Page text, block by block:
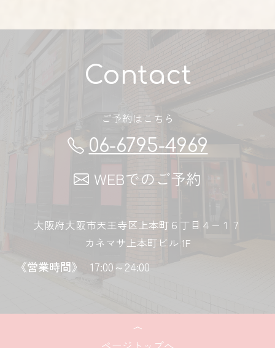
Contact
ご予約はこちら
06-6795-4969
WEBでのご予約
大阪府大阪市天王寺区上本町６丁目４−１７
カネマサ上本町ビル 1F
《営業時間》 17:00～24:00